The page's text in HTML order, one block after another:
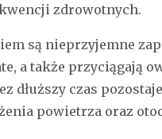
zdrowotnych.
są nieprzyjemne
a także przyciągają
dłuższy czas
powietrza oraz